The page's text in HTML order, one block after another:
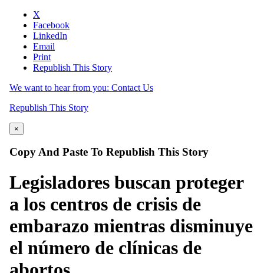
X
Facebook
LinkedIn
Email
Print
Republish This Story
We want to hear from you: Contact Us
Republish This Story
×
Copy And Paste To Republish This Story
Legisladores buscan proteger
a los centros de crisis de
embarazo mientras disminuye
el número de clínicas de